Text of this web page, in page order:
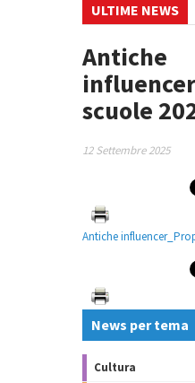
ULTIME NEWS
– Ciclo di webinar •
finanziaria
• Oxford
Antiche
scuole
12 Settembre 2025
Antiche
News per tema
Cultura